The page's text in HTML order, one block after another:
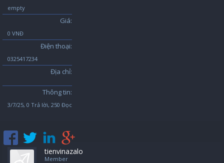
empty
Giá:
0 VNĐ
Điện thoại:
0325417234
Địa chỉ:
Thông tin:
3/7/25, 0 Trả lời, 250 Đọc
tienvinazalo
Member